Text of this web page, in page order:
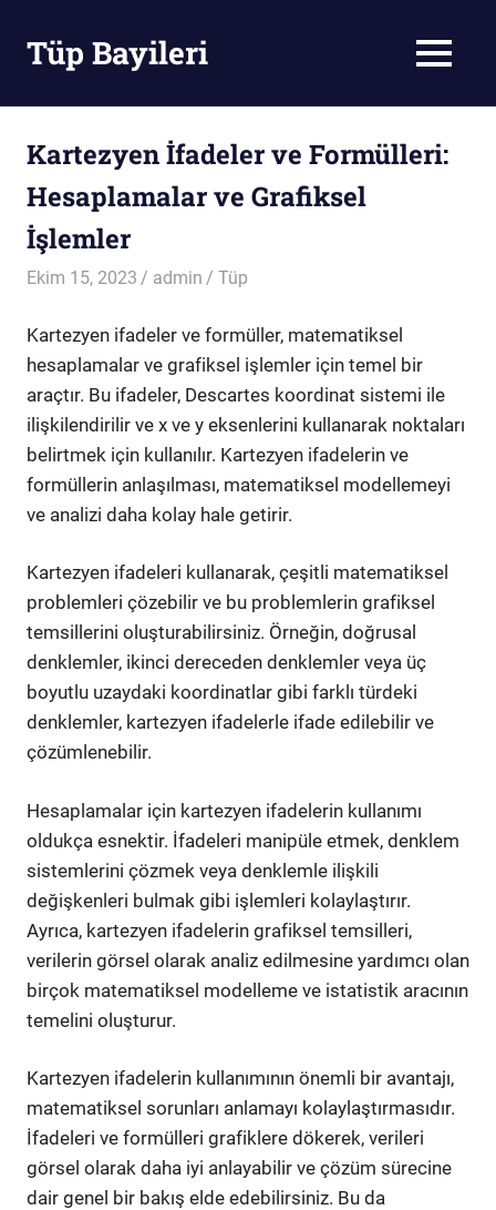
contentTüp Bayileri MENU
Kartezyen İfadeler ve Formülleri:
Hesaplamalar ve Grafiksel
İşlemler
Ekim 15, 2023 admin Tüp
Kartezyen ifadeler ve formüller, matematiksel
hesaplamalar ve grafiksel işlemler için temel bir
araçtır. Bu ifadeler, Descartes koordinat sistemi ile
ilişkilendirilir ve x ve y eksenlerini kullanarak noktaları
belirtmek için kullanılır. Kartezyen ifadelerin ve
formüllerin anlaşılması, matematiksel modellemeyi
ve analizi daha kolay hale getirir.
Kartezyen ifadeleri kullanarak, çeşitli matematiksel
problemleri çözebilir ve bu problemlerin grafiksel
temsillerini oluşturabilirsiniz. Örneğin, doğrusal
denklemler, ikinci dereceden denklemler veya üç
boyutlu uzaydaki koordinatlar gibi farklı türdeki
denklemler, kartezyen ifadelerle ifade edilebilir ve
çözümlenebilir.
Hesaplamalar için kartezyen ifadelerin kullanımı
oldukça esnektir. İfadeleri manipüle etmek, denklem
sistemlerini çözmek veya denklemle ilişkili
değişkenleri bulmak gibi işlemleri kolaylaştırır.
Ayrıca, kartezyen ifadelerin grafiksel temsilleri,
verilerin görsel olarak analiz edilmesine yardımcı olan
birçok matematiksel modelleme ve istatistik aracının
temelini oluşturur.
Kartezyen ifadelerin kullanımının önemli bir avantajı,
matematiksel sorunları anlamayı kolaylaştırmasıdır.
İfadeleri ve formülleri grafiklere dökerek, verileri
görsel olarak daha iyi anlayabilir ve çözüm sürecine
dair genel bir bakış elde edebilirsiniz. Bu da